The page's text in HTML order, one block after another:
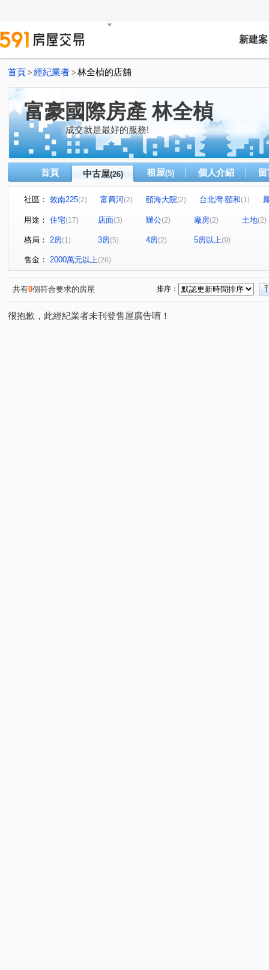
新建案
首頁 > 經紀業者 > 林全楨的店舖
富豪國際房產 林全楨
成交就是最好的服務!
首頁 中古屋(26) 租屋(5) 個人介紹
社區： 敦南225(2) 富裔河(2) 頤海大院(2) 台北灣-頤和(1)
冠德青璞匯
大直上城 潤泰敦仁
復興路
中正東路二段 (3) 五權六路(1) 五工三路
茅埔三路(2) 八寮灣
濱海路三段(1) 堤頂大道二段(1) 德行東路(2) 經貿二路
環河東路四段
用途： 住宅(17) 店面(3) 辦公(2) 廠房(2) 土地(2)
格局： 2房(1) 3房(5) 4房(2) 5房以上(9)
售金： 2000萬元以上(26)
共有0個符合要求的房屋 排序：
很抱歉，此經紀業者未刊登售屋廣告唷！